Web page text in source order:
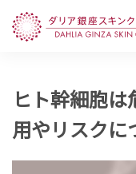
ヒト幹細胞
用やリスクに